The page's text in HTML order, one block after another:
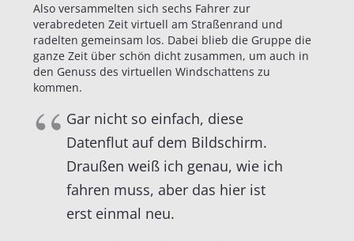
Also versammelten sich sechs Fahrer zur
verabredeten Zeit virtuell am Straßenrand und
radelten gemeinsam los. Dabei blieb die Gruppe die
ganze Zeit über schön dicht zusammen, um auch in
den Genuss des virtuellen Windschattens zu
kommen.
Gar nicht so einfach, diese
Datenflut auf dem Bildschirm.
Draußen weiß ich genau, wie ich
fahren muss, aber das hier ist
erst einmal neu.